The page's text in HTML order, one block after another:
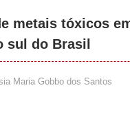
metais tóxicos
sul do Brasil
Maria Gobbo dos Santos